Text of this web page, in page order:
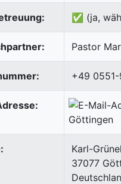
✅ (ja,
Pastor
+49
Karl-
37077